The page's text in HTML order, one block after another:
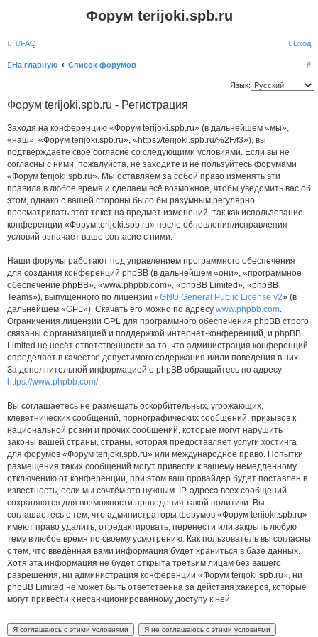
Форум terijoki.spb.ru
FAQ Вход
На главную Список форумов
П
о
Язык:
Форум terijoki.spb.ru - Регистрация
Заходя на конференцию «Форум terijoki.spb.ru» (в дальнейшем «мы»,
«наш», «Форум terijoki.spb.ru», «https://terijoki.spb.ru/%2F/f3»), вы
подтверждаете своё согласие со следующими условиями. Если вы не
согласны с ними, пожалуйста, не заходите и не пользуйтесь форумами
«Форум terijoki.spb.ru». Мы оставляем за собой право изменять эти
правила в любое время и сделаем всё возможное, чтобы уведомить вас об
этом, однако с вашей стороны было бы разумным регулярно
просматривать этот текст на предмет изменений, так как использование
конференции «Форум terijoki.spb.ru» после обновления/исправления
условий означает ваше согласие с ними.
Наши форумы работают под управлением программного обеспечения
для создания конференций phpBB (в дальнейшем «они», «программное
обеспечение phpBB», «www.phpbb.com», «phpBB Limited», «phpBB
Teams»), выпущенного по лицензии «GNU General Public License v2» (в
дальнейшем «GPL»). Скачать его можно по адресу www.phpbb.com.
Ограничения лицензии GPL для программного обеспечения phpBB строго
связаны с организацией и поддержкой интернет-конференций, и phpBB
Limited не несёт ответственности за то, что администрация конференций
определяет в качестве допустимого содержания и/или поведения в них.
За дополнительной информацией о phpBB обращайтесь по адресу
https://www.phpbb.com/.
Вы соглашаетесь не размещать оскорбительных, угрожающих,
клеветнических сообщений, порнографических сообщений, призывов к
национальной розни и прочих сообщений, которые могут нарушить
законы вашей страны, страны, которая предоставляет услуги хостинга
для форумов «Форум terijoki.spb.ru» или международное право. Попытки
размещения таких сообщений могут привести к вашему немедленному
отключению от конференции, при этом ваш провайдер будет поставлен в
известность, если мы сочтём это нужным. IP-адреса всех сообщений
сохраняются для возможности проведения такой политики. Вы
соглашаетесь с тем, что администраторы форумов «Форум terijoki.spb.ru»
имеют право удалить, отредактировать, перенести или закрыть любую
тему в любое время по своему усмотрению. Как пользователь вы согласны
с тем, что введённая вами информация будет храниться в базе данных.
Хотя эта информация не будет открыта третьим лицам без вашего
разрешения, ни администрация конференции «Форум terijoki.spb.ru», ни
phpBB Limited не может быть ответственна за действия хакеров, которые
могут привести к несанкционированному доступу к ней.